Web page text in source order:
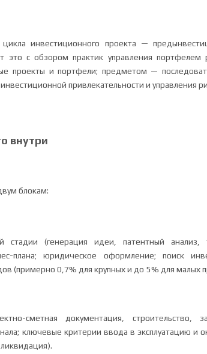
инвестиционного проекта —
с обзором практик управления портфелем
проекты и портфели; предметом —
привлекательности и управления
внутри
блокам:
стадии (генерация идеи, патентный анализ,
плана; юридическое оформление; поиск
(примерно 0,7% для крупных и до 5% для малых
сметная документация, строительство,
ключевые критерии ввода в эксплуатацию и